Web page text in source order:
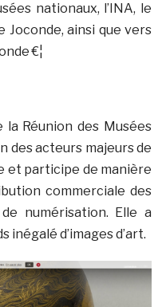
nationaux, l’INA, le
Joconde, ainsi que vers
€¦
la Réunion des Musées
des acteurs majeurs de
et participe de manière
commerciale des
numérisation. Elle a
inégalé d’images d’art.